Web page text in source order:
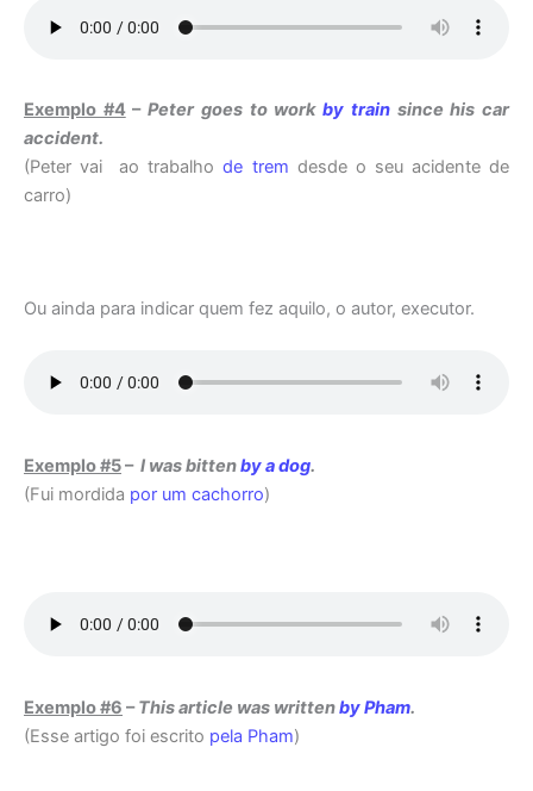
Exemplo #4–Peter goes to workby trainsince his car
accident.
(Peter vai ao trabalhode trem desde o seu acidente de
carro)
Ou ainda para indicar quem fez aquilo, o autor, executor.
Exemplo #5– I was bittenby a dog.
(Fui mordida por um cachorro)
Exemplo #6 –This article was writtenby Pham.
(Esse artigo foi escrito pela Pham)